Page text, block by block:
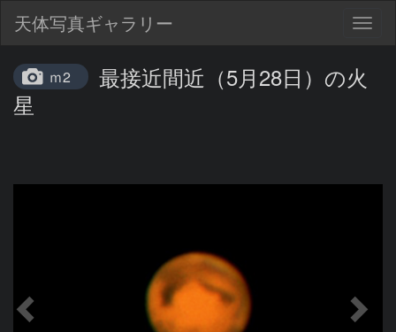
天体写真ギャラリー
ｍ2
最接近間近（5月28日）の火
星